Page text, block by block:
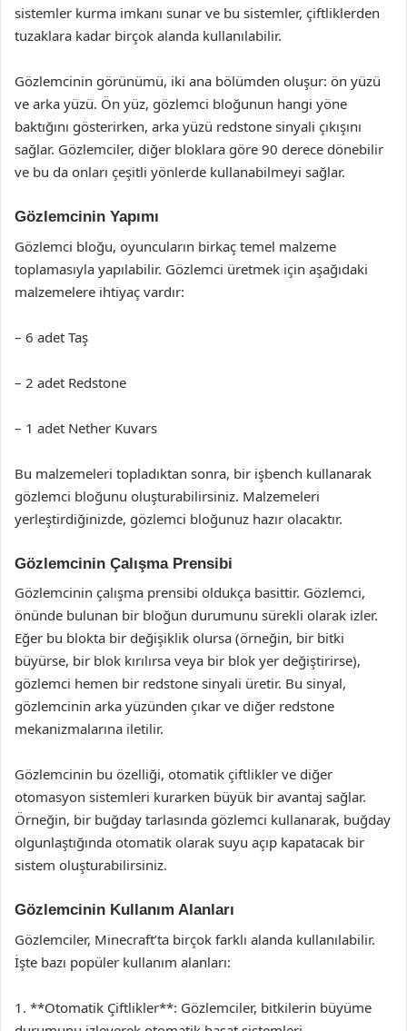
sistemler kurma imkanı sunar ve bu sistemler, çiftliklerden
tuzaklara kadar birçok alanda kullanılabilir.
Gözlemcinin görünümü, iki ana bölümden oluşur: ön yüzü
ve arka yüzü. Ön yüz, gözlemci bloğunun hangi yöne
baktığını gösterirken, arka yüzü redstone sinyali çıkışını
sağlar. Gözlemciler, diğer bloklara göre 90 derece dönebilir
ve bu da onları çeşitli yönlerde kullanabilmeyi sağlar.
Gözlemcinin Yapımı
Gözlemci bloğu, oyuncuların birkaç temel malzeme
toplamasıyla yapılabilir. Gözlemci üretmek için aşağıdaki
malzemelere ihtiyaç vardır:
– 6 adet Taş
– 2 adet Redstone
– 1 adet Nether Kuvars
Bu malzemeleri topladıktan sonra, bir işbench kullanarak
gözlemci bloğunu oluşturabilirsiniz. Malzemeleri
yerleştirdiğinizde, gözlemci bloğunuz hazır olacaktır.
Gözlemcinin Çalışma Prensibi
Gözlemcinin çalışma prensibi oldukça basittir. Gözlemci,
önünde bulunan bir bloğun durumunu sürekli olarak izler.
Eğer bu blokta bir değişiklik olursa (örneğin, bir bitki
büyürse, bir blok kırılırsa veya bir blok yer değiştirirse),
gözlemci hemen bir redstone sinyali üretir. Bu sinyal,
gözlemcinin arka yüzünden çıkar ve diğer redstone
mekanizmalarına iletilir.
Gözlemcinin bu özelliği, otomatik çiftlikler ve diğer
otomasyon sistemleri kurarken büyük bir avantaj sağlar.
Örneğin, bir buğday tarlasında gözlemci kullanarak, buğday
olgunlaştığında otomatik olarak suyu açıp kapatacak bir
sistem oluşturabilirsiniz.
Gözlemcinin Kullanım Alanları
Gözlemciler, Minecraft’ta birçok farklı alanda kullanılabilir.
İşte bazı popüler kullanım alanları:
1. **Otomatik Çiftlikler**: Gözlemciler, bitkilerin büyüme